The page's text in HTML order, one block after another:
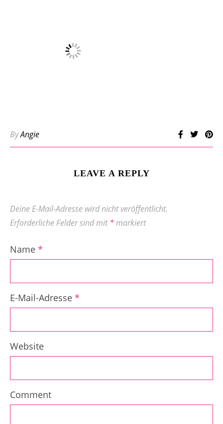
ByAngie
LEAVE A REPLY
Deine E-Mail-Adresse wird nicht veröffentlicht.
Erforderliche Felder sind mit*markiert
Name *
E-Mail-Adresse *
Website
Comment